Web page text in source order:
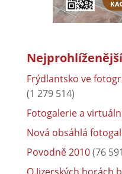
Frýdlantsko ve
(1 279 514)
Fotogalerie a
Nová obsáhlá
Povodně 2010(76